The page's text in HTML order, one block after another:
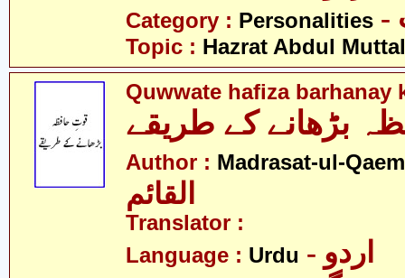
Category : Personalities
Topic : Hazrat Abdul
Quwwate hafiza barhanay
بڑھانے کے طریقے
Author : Madrasat-ul-
القائم
Translator :
Language : Urdu - اردو